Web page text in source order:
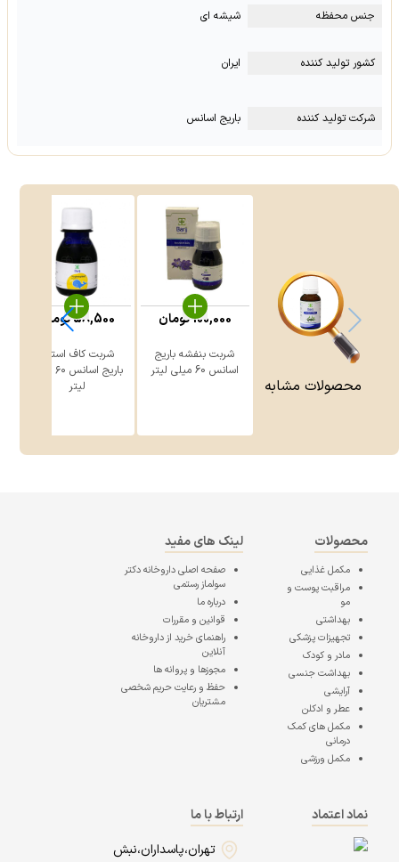
جنس محفظه شیشه ای
کشور تولید کننده ایران
شرکت تولید کننده باریج اسانس
محصولات مشابه
شربت ‎بنفشه باریج
اسانس 60 میلی لیتر
100,000تومان
شربت کاف استاپ
لیتر
58,500تومان
محصولات
مکمل غذایی
مراقبت پوست و
مو
بهداشتی
تجهیزات پزشکی
مادر و کودک
بهداشت جنسی
آرایشی
عطر و ادکلن
مکمل های کمک
درمانی
مکمل ورزشی
لینک های مفید
صفحه اصلیداروخانه دکتر
سولماز رستمی
درباره ما
قوانین و مقررات
راهنمای خرید از داروخانه
آنلاین
مجوزها و پروانه ها
حفظ و رعایت حریم شخصی
مشتریان
نماد اعتماد
ارتباط با ما
تهران،پاسداران،نبش